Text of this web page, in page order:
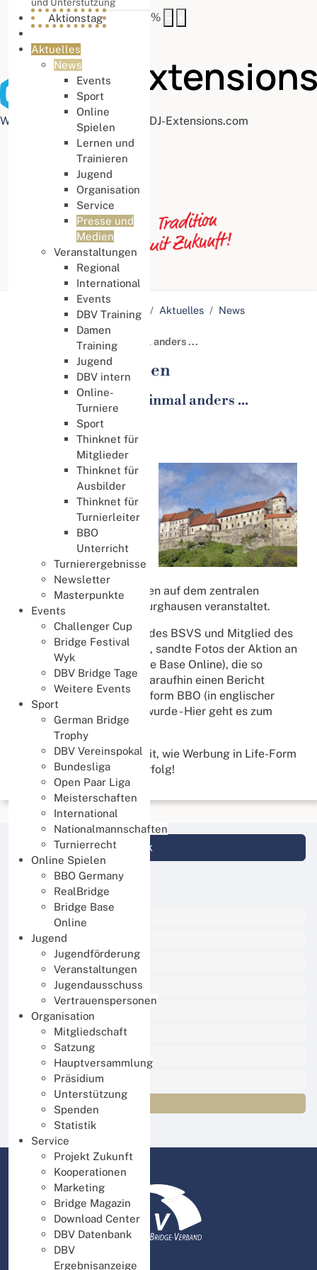
Buchstabenabstand
%
Web Accessibility plugin by DJ-Extensions.com
Aktionstag
Aktuelles
News
Events
Sport
Online
Spielen
Lernen und
Trainieren
Jugend
Organisation
Service
Presse und
Medien
Veranstaltungen
Regional
International
Events
DBV Training
Damen
Training
Jugend
DBV intern
Online-
Turniere
Sport
Thinknet für
Mitglieder
Thinknet für
Ausbilder
Thinknet für
Turnierleiter
BBO
Unterricht
Turnierergebnisse
Newsletter
Masterpunkte
Events
Challenger Cup
Bridge Festival
Wyk
DBV Bridge Tage
Weitere Events
Sport
German Bridge
Trophy
DBV Vereinspokal
Bundesliga
Open Paar Liga
Meisterschaften
International
Nationalmannschaften
Turnierrecht
Online Spielen
BBO Germany
RealBridge
Bridge Base
Online
Jugend
Jugendförderung
Veranstaltungen
Jugendausschuss
Vertrauenspersonen
Organisation
Mitgliedschaft
Satzung
Hauptversammlung
Präsidium
Unterstützung
Spenden
Statistik
Service
Projekt Zukunft
Kooperationen
Marketing
Bridge Magazin
Download Center
DBV Datenbank
DBV
Ergebnisanzeige
Aktuelle Seite: Startseite Aktuelles
News
Presse und Medien
Bridge Werbung - einmal anders ...
Presse und Medien
Bridge Werbung - einmal anders ...
22. Mai 2025
Presse-Spiegel
Werbeaktion auf dem
zentralen Bürger­platz
der Stadt Burghausen
Die Werbeaktion wurde
vom Regionalverband
Südbayern (BSVS) mit
Bridge­spielern aus der
Region und deren Familien auf dem zentralen
Bürger­platz der Stadt Burghausen veranstaltet.
Lorand Dali, Webmaster des BSVS und Mitglied des
Bridge-Club Inn-Salzach, sandte Fotos der Aktion an
die Plattform BBO (Bridge Base Online), die so
begeistert war, dass er daraufhin einen Bericht
schrieb, der auf der Platt­form BBO (in englischer
Sprache) veröffentlicht wurde - Hier geht es zum
Artikel bei BBO
So sieht man nun weltweit, wie Werbung in Life-Form
möglich ist. Es war ein Erfolg!
Login DBV Datenbank
News Kategorien
Alle News
Events
Online Spielen
Lernen und Trainieren
Jugend
Organisation
Service
Presse und Medien